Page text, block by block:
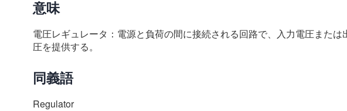
意味
電圧レギュレータ：電源と負荷の間に接続される回路で、入力電圧また
圧を提供する。
同義語
Regulator